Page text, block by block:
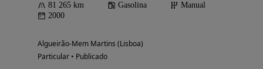
81 265 km Gasolina
Manual
2000
Algueirão-Mem Martins (Lisboa)
Particular • Publicado